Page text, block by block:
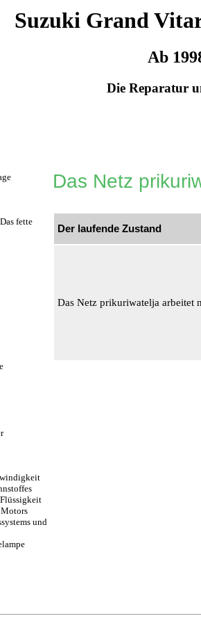
Suzuki Grand
Ab
Die Reparatur
fette
Motors
und
Das Netz
Der laufende Zustand
Das Netz prikuriwatelja arbeitet